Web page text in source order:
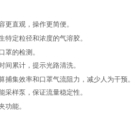
更直观，操作更简便。
特定粒径和浓度的气溶胶。
罩的检测。
间累计，提示光路清洗。
捕集效率和口罩气流阻力，减少人为干预。
采样泵，保证流量稳定性。
功能。